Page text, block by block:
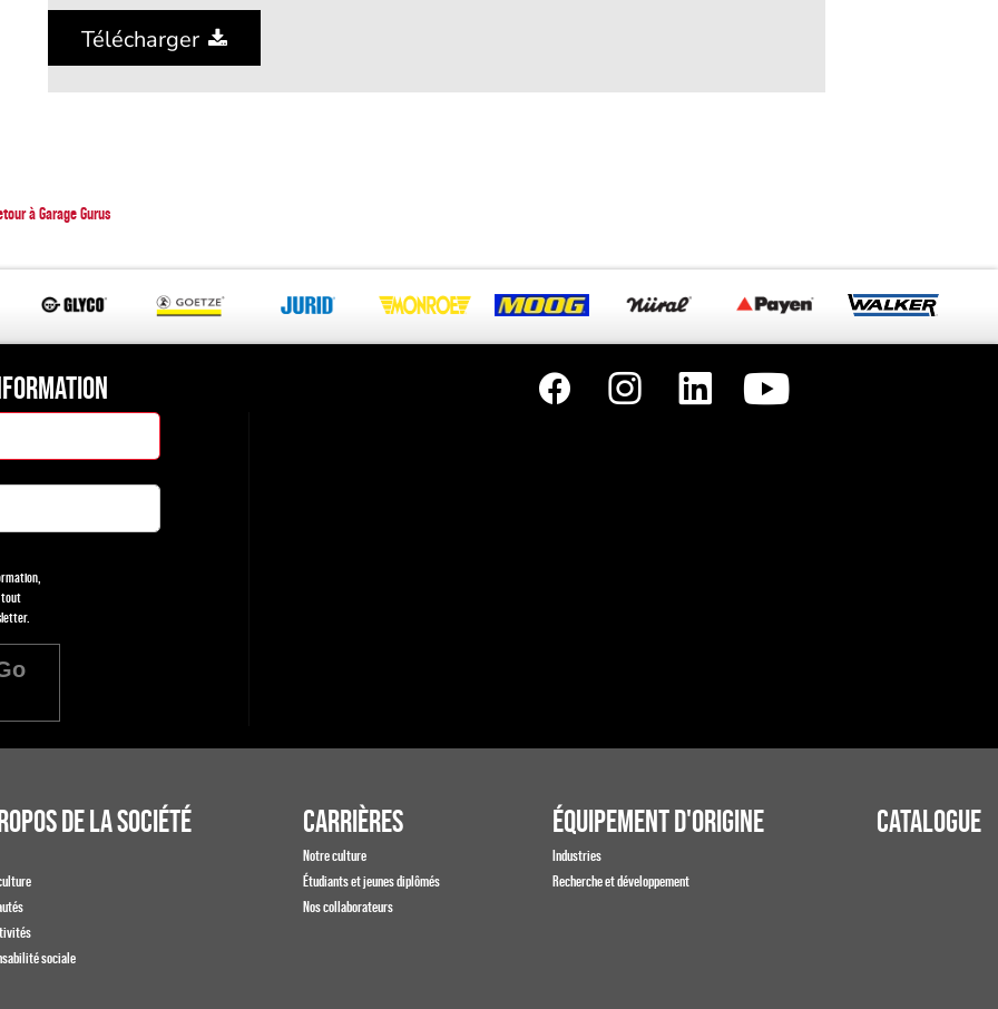
Télécharger
à Garage Gurus
tout
DE LA SOCIÉTÉ
sociale
CARRIÈRES
Notre culture
Étudiants et jeunes diplômés
Nos collaborateurs
ÉQUIPEMENT D'ORIGINE
Industries
Recherche et développement
CATALOGUE